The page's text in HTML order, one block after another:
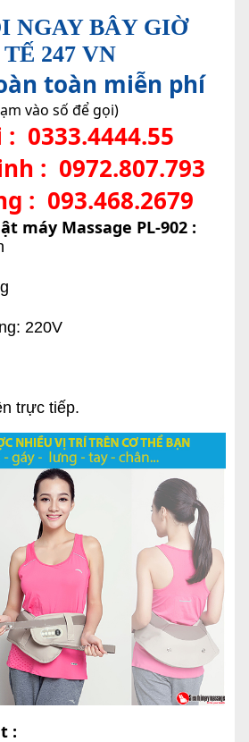
NGAY BÂY GIỜ
247 VN
toàn miễn phí
vào số để gọi)
: 0333.4444.55
: 0972.807.793
: 093.468.2679
máy Massage PL-902 :
220V
trực tiếp.
: